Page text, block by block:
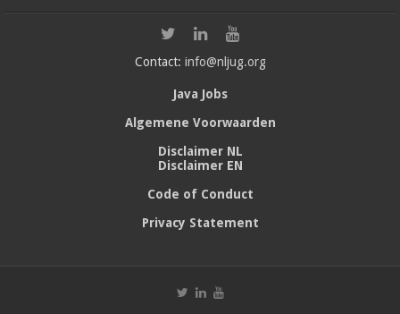
Contact: info@nljug.org
Java Jobs
Algemene Voorwaarden
Disclaimer NL
Disclaimer EN
Code of Conduct
Privacy Statement